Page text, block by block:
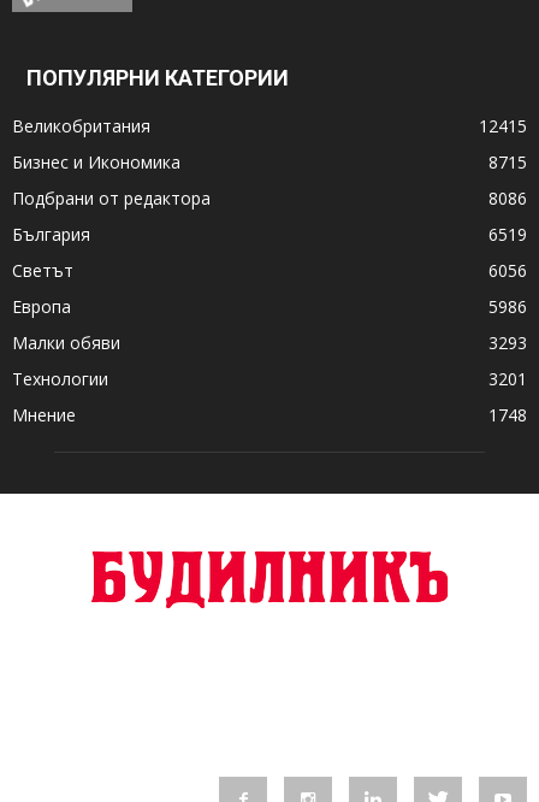
ПОПУЛЯРНИ КАТЕГОРИИ
Великобритания
12415
Бизнес и Икономика
8715
Подбрани от редактора
8086
България
6519
Светът
6056
Европа
5986
Малки обяви
3293
Технологии
3201
Мнение
1748